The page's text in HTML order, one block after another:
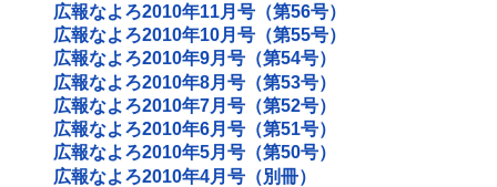
広報なよろ2010年11月号（第56号）
広報なよろ2010年10月号（第55号）
広報なよろ2010年9月号（第54号）
広報なよろ2010年8月号（第53号）
広報なよろ2010年7月号（第52号）
広報なよろ2010年6月号（第51号）
広報なよろ2010年5月号（第50号）
広報なよろ2010年4月号（別冊）